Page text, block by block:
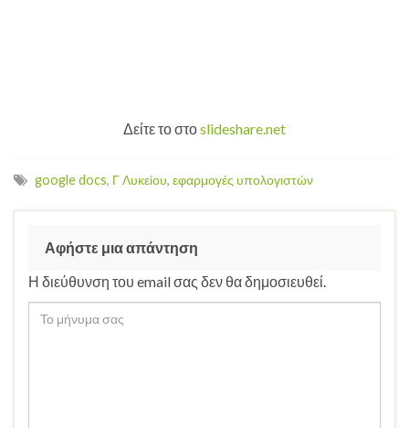
Δείτε το στοslideshare.net
google docs, Γ Λυκείου, εφαρμογές υπολογιστών
Αφήστε μια απάντηση
Η διεύθυνση του email σας δεν θα δημοσιευθεί.